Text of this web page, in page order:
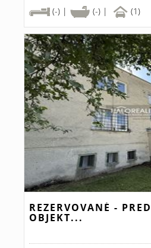
(-) |
(-) | (1)
REZERVOVANÉ -
OBJEKT...